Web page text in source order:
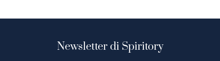
Newsletter di Spiritory